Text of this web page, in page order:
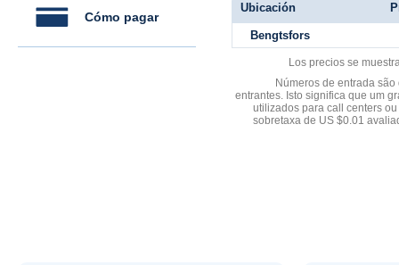
Cómo pagar
Ubicación
Bengtsfors
Los precios se
Números de entrada
entrantes. Isto significa que um
utilizados para call centers
sobretaxa de US $0.01